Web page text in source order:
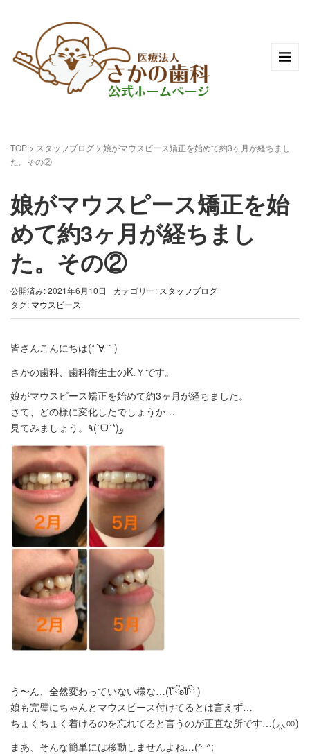
TOP > スタッフブログ > 娘がマウスピース矯正を始めて約3ヶ月が経ちまし
た。その②
娘がマウスピース矯正を始
めて約3ヶ月が経ちまし
た。その②
公開済み: 2021年6月10日 カテゴリー: スタッフブログ
タグ: マウスピース
皆さんこんにちは(*´∀｀)
さかの歯科、歯科衛生士のK.Ｙです。
娘がマウスピース矯正を始めて約3ヶ月が経ちました。
さて、どの様に変化したでしょうか…
見てみましょう。٩(ˊᗜˋ*)و
う〜ん、全然変わっていない様な…(꒦໊ྀʚ꒦໊ི )
娘も完璧にちゃんとマウスピース付けてるとは言えず…
ちょくちょく着けるのを忘れてると言うのが正直な所です…(◞‸◟ㆀ)
まあ、そんな簡単には移動しませんよね…(^-^;